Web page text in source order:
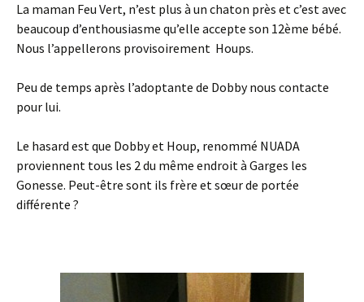
La maman Feu Vert, n’est plus à un chaton près et c’est avec
beaucoup d’enthousiasme qu’elle accepte son 12ème bébé.
Nous l’appellerons provisoirement Houps.
Peu de temps après l’adoptante de Dobby nous contacte
pour lui.
Le hasard est que Dobby et Houp, renommé NUADA
proviennent tous les 2 du même endroit à Garges les
Gonesse. Peut-être sont ils frère et sœur de portée
différente ?